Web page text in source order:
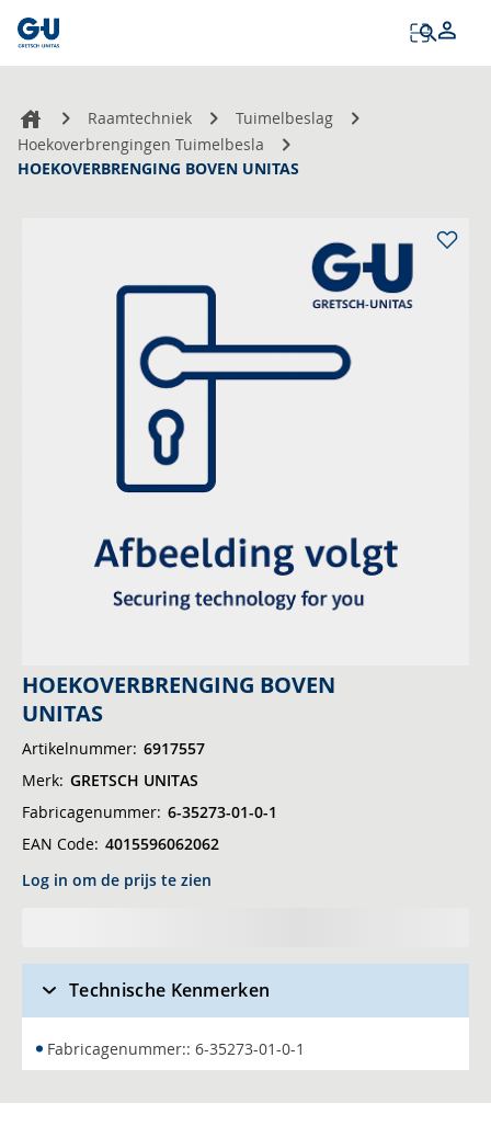
Raamtechniek
Tuimelbeslag
Hoekoverbrengingen Tuimelbesla
HOEKOVERBRENGING BOVEN UNITAS
Ga
naar
begin
van
de
afbeeldingen-
HOEKOVERBRENGING BOVEN
UNITAS
Artikelnummer 6917557
Merk GRETSCH UNITAS
Fabricagenummer 6-35273-01-0-1
EAN Code 4015596062062
Log in om de prijs te zien
Technische Kenmerken
Fabricagenummer:: 6-35273-01-0-1